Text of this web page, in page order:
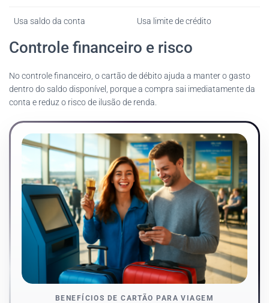
Usa saldo da conta Usa limite de crédito
Controle financeiro e risco
No controle financeiro, o cartão de débito ajuda a manter o gasto
dentro do saldo disponível, porque a compra sai imediatamente da
conta e reduz o risco de ilusão de renda.
BENEFÍCIOS DE CARTÃO PARA VIAGEM